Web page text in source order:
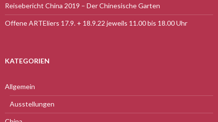
Reisebericht China 2019 – Der Chinesische Garten
Offene ARTEliers 17.9. + 18.9.22 jeweils 11.00 bis 18.00 Uhr
KATEGORIEN
Allgemein
Ausstellungen